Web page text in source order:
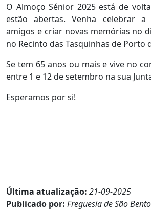
O Almoço Sénior 2025 está de
estão abertas. Venha celebrar a
amigos e criar novas memórias no
no Recinto das Tasquinhas de Porto
Se tem 65 anos ou mais e vive no
entre 1 e 12 de setembro na sua
Esperamos por si!
Última atualização: 21-09-2025
Publicado por: Freguesia de São